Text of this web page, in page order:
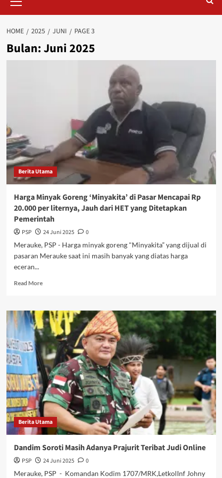
Menu
HOME 2025 JUNI PAGE 3
Bulan:Juni 2025
Berita Utama
Harga Minyak Goreng ‘Minyakita’ di Pasar Mencapai Rp
20.000 per liternya, Jauh dari HET yang Ditetapkan
Pemerintah
PSP 24 Juni 2025
0
Merauke, PSP - Harga minyak goreng "Minyakita” yang dijual di
pasaran Merauke saat ini masih banyak yang diatas harga
eceran...
Read MoreRead
Harga
Minyak
Goreng
‘Minyakita’
di
Pasar
Mencapai
Rp
20.000
per
liternya,
Jauh
dari
Ditetapkan
Pemerintah
Berita Utama
Dandim Soroti Masih Adanya Prajurit Teribat Judi Online
PSP 24 Juni 2025
0
Merauke, PSP - Komandan Kodim 1707/MRK,LetkolInf Johny